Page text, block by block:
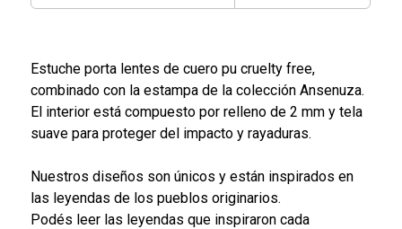
Estuche porta lentes de cuero pu cruelty free,
combinado con la estampa de la colección Ansenuza.
El interior está compuesto por relleno de 2 mm y tela
suave para proteger del impacto y rayaduras.
Nuestros diseños son únicos y están inspirados en
las leyendas de los pueblos originarios.
Podés leer las leyendas que inspiraron cada